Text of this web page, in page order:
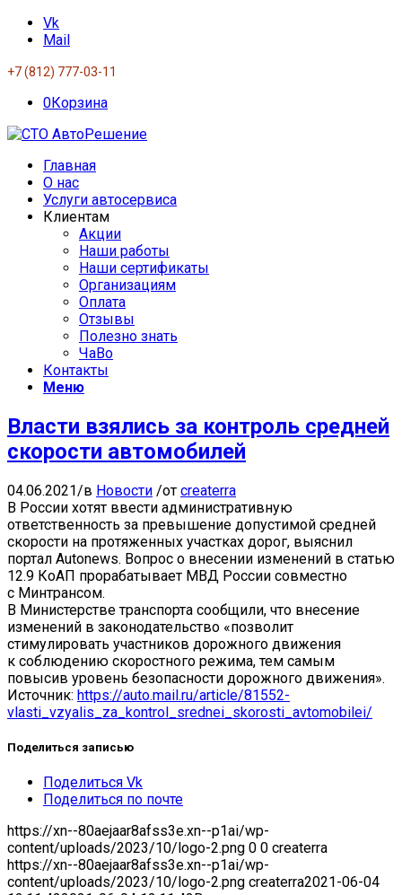
Vk
Mail
+7 (812) 777-03-11
0Корзина
Главная
О нас
Услуги автосервиса
Клиентам
Акции
Наши работы
Наши сертификаты
Организациям
Оплата
Отзывы
Полезно знать
ЧаВо
Контакты
Меню
Власти взялись за контроль средней
скорости автомобилей
04.06.2021/в Новости /от createrra
В России хотят ввести административную
ответственность за превышение допустимой средней
скорости на протяженных участках дорог, выяснил
портал Autonews. Вопрос о внесении изменений в статью
12.9 КоАП прорабатывает МВД России совместно
с Минтрансом.
В Министерстве транспорта сообщили, что внесение
изменений в законодательство «позволит
стимулировать участников дорожного движения
к соблюдению скоростного режима, тем самым
повысив уровень безопасности дорожного движения».
Источник: https://auto.mail.ru/article/81552-
vlasti_vzyalis_za_kontrol_srednei_skorosti_avtomobilei/
Поделиться записью
Поделиться Vk
Поделиться по почте
https://xn--80aejaar8afss3e.xn--p1ai/wp-
content/uploads/2023/10/logo-2.png 0 0 createrra
https://xn--80aejaar8afss3e.xn--p1ai/wp-
content/uploads/2023/10/logo-2.png createrra2021-06-04